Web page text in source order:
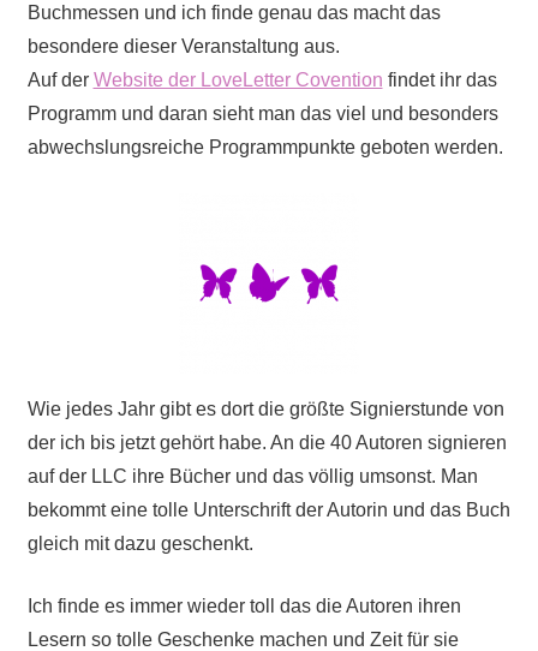
Buchmessen und ich finde genau das macht das
besondere dieser Veranstaltung aus.
Auf der Website der LoveLetter Covention findet ihr das
Programm und daran sieht man das viel und besonders
abwechslungsreiche Programmpunkte geboten werden.
Wie jedes Jahr gibt es dort die größte Signierstunde von
der ich bis jetzt gehört habe. An die 40 Autoren signieren
auf der LLC ihre Bücher und das völlig umsonst. Man
bekommt eine tolle Unterschrift der Autorin und das Buch
gleich mit dazu geschenkt.
Ich finde es immer wieder toll das die Autoren ihren
Lesern so tolle Geschenke machen und Zeit für sie